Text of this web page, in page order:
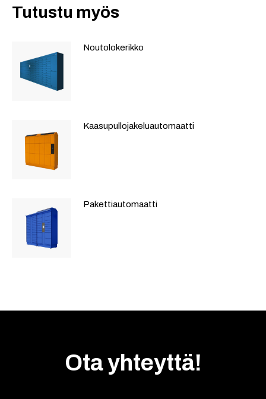
Tutustu myös
Noutolokerikko
Kaasupullo­jakeluautomaatti
Pakettiautomaatti
Ota yhteyttä!